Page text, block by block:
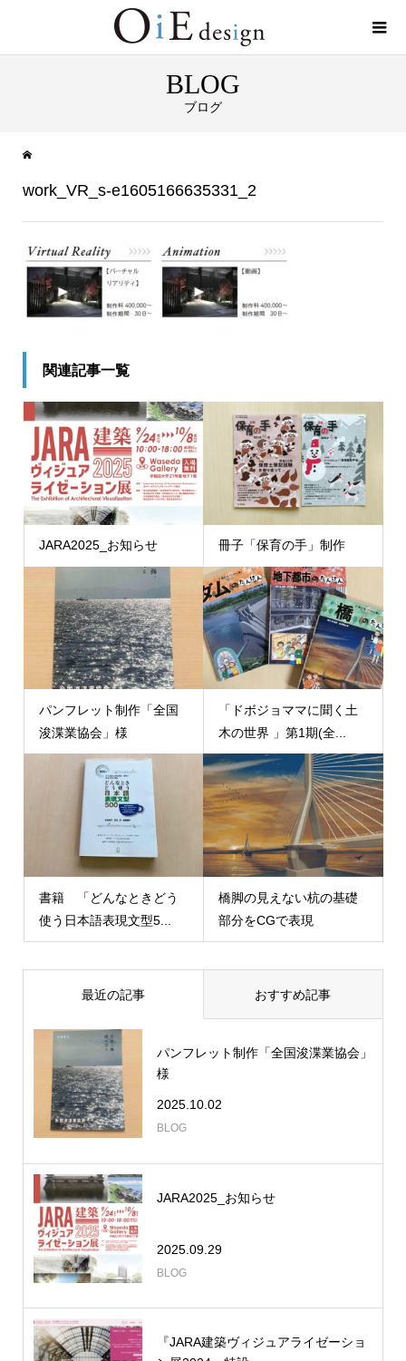
BLOG
ブログ
work_VR_s-e1605166635331_2
関連記事一覧
JARA2025_お知らせ 冊子「保育の手」制作
パンフレット制作「全国
浚渫業協会」様
「ドボジョママに聞く土
木の世界 」第1期(全...
書籍 「どんなときどう
使う日本語表現文型5...
橋脚の見えない杭の基礎
部分をCGで表現
最近の記事 おすすめ記事
パンフレット制作「全国浚渫業協会」
様
2025.10.02
BLOG
JARA2025_お知らせ
2025.09.29
BLOG
『JARA建築ヴィジュアライゼーショ